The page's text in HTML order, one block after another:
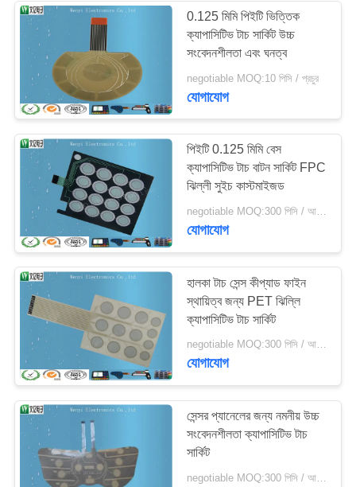
সিলিকন রাবার কীপ্যাড
ঝিল্লী সুইচ ওভারলে
0.125 মিমি পিইটি ভিত্তিক
ক্যাপাসিটিভ টাচ সার্কিট উচ্চ
সংবেদনশীলতা এবং ঘনত্ব
negotiable MOQ:10 পিসি / প্রচুর
যোগাযোগ
পিইটি 0.125 মিমি বেস
ক্যাপাসিটিভ টাচ বাটন সার্কিট FPC
ঝিল্লী সুইচ কাস্টমাইজড
negotiable MOQ:300 পিসি / আদেশ
যোগাযোগ
হালকা টাচ সেন্স কীপ্যাড ফাইন
স্থায়িত্ব জন্য PET ঝিল্লি
ক্যাপাসিটিভ টাচ সার্কিট
negotiable MOQ:300 পিসি / আদেশ
যোগাযোগ
সেন্সর প্যানেলের জন্য নমনীয় উচ্চ
সংবেদনশীলতা ক্যাপাসিটিভ টাচ
সার্কিট